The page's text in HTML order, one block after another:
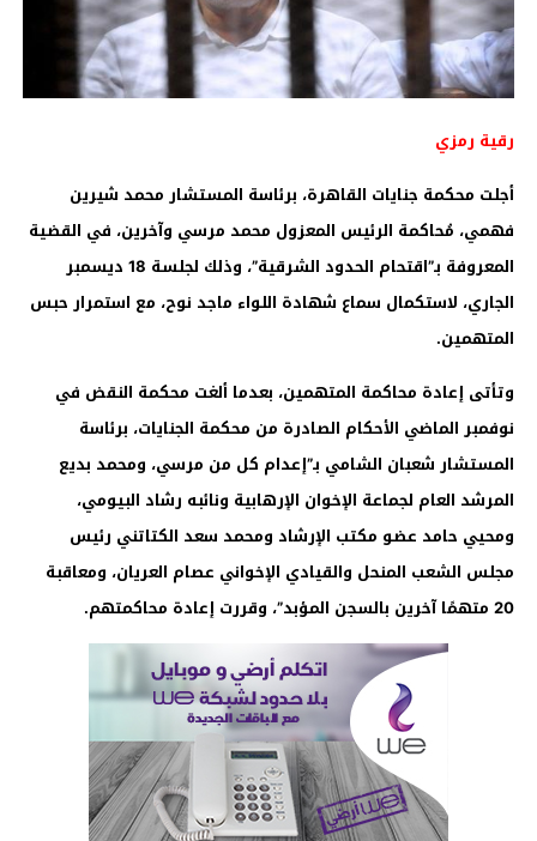
رقية رمزي
أجلت محكمة جنايات القاهرة، برئاسة المستشار محمد شيرين
فهمي، مُحاكمة الرئيس المعزول محمد مرسي وآخرين، في القضية
المعروفة بـ”اقتحام الحدود الشرقية”، وذلك لجلسة 18 ديسمبر
الجاري، لاستكمال سماع شهادة اللواء ماجد نوح، مع استمرار حبس
المتهمين.
وتأتى إعادة محاكمة المتهمين، بعدما ألغت محكمة النقض في
نوفمبر الماضي الأحكام الصادرة من محكمة الجنايات، برئاسة
المستشار شعبان الشامي بـ”إعدام كل من مرسي، ومحمد بديع
المرشد العام لجماعة الإخوان الإرهابية ونائبه رشاد البيومي،
ومحيي حامد عضو مكتب الإرشاد ومحمد سعد الكتاتني رئيس
مجلس الشعب المنحل والقيادي الإخواني عصام العريان، ومعاقبة
20 متهمًا آخرين بالسجن المؤبد”، وقررت إعادة محاكمتهم.